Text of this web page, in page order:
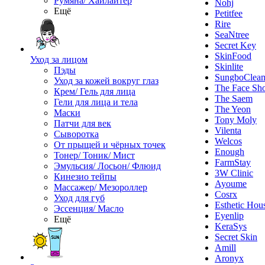
Ещё
Уход за лицом
Пэды
Уход за кожей вокруг глаз
Крем/ Гель для лица
Гели для лица и тела
Маски
Патчи для век
Сыворотка
От прыщей и чёрных точек
Тонер/ Тоник/ Мист
Эмульсия/ Лосьон/ Флюид
Кинезио тейпы
Массажер/ Мезороллер
Уход для губ
Эссенция/ Масло
Ещё
Nohj
Petitfee
Rire
SeaNtree
Secret Key
SkinFood
Skinlite
The Face
The Saem
The Yeon
Tony Moly
Vilenta
Welcos
Enough
FarmStay
3W Clinic
Ayoume
Cosrx
Esthetic
Eyenlip
KeraSys
Secret Skin
Amill
Aronyx